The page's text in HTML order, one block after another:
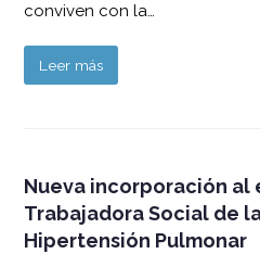
conviven con la…
Leer más
Nueva incorporación al
Trabajadora Social de
Hipertensión Pulmonar